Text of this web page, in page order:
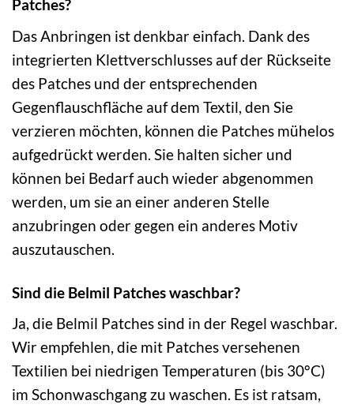
Patches?
Das Anbringen ist denkbar einfach. Dank des
integrierten Klettverschlusses auf der Rückseite
des Patches und der entsprechenden
Gegenflauschfläche auf dem Textil, den Sie
verzieren möchten, können die Patches mühelos
aufgedrückt werden. Sie halten sicher und
können bei Bedarf auch wieder abgenommen
werden, um sie an einer anderen Stelle
anzubringen oder gegen ein anderes Motiv
auszutauschen.
Sind die Belmil Patches waschbar?
Ja, die Belmil Patches sind in der Regel waschbar.
Wir empfehlen, die mit Patches versehenen
Textilien bei niedrigen Temperaturen (bis 30°C)
im Schonwaschgang zu waschen. Es ist ratsam,